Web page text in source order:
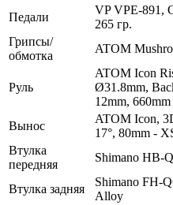
Педали
VP VPE-891,
265 гр.
Грипсы/
обмотка
ATOM
Руль
ATOM Icon
Ø31.8mm,
12mm, 660mm
Вынос
ATOM Icon,
17°, 80mm -
Втулка
передняя
Shimano HB-
Втулка задняя
Shimano FH-
Alloy